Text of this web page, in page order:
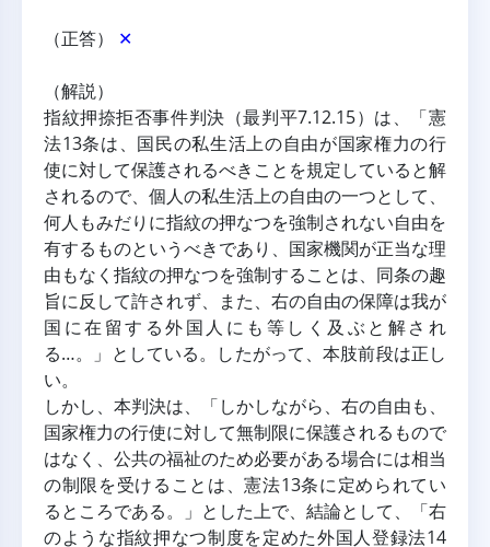
（正答） ✕
（解説）
指紋押捺拒否事件判決（最判平7.12.15）は、「憲
法13条は、国民の私生活上の自由が国家権力の行
使に対して保護されるべきことを規定していると解
されるので、個人の私生活上の自由の一つとして、
何人もみだりに指紋の押なつを強制されない自由を
有するものというべきであり、国家機関が正当な理
由もなく指紋の押なつを強制することは、同条の趣
旨に反して許されず、また、右の自由の保障は我が
国に在留する外国人にも等しく及ぶと解され
る…。」としている。したがって、本肢前段は正し
い。
しかし、本判決は、「しかしながら、右の自由も、
国家権力の行使に対して無制限に保護されるもので
はなく、公共の福祉のため必要がある場合には相当
の制限を受けることは、憲法13条に定められてい
るところである。」とした上で、結論として、「右
のような指紋押なつ制度を定めた外国人登録法14